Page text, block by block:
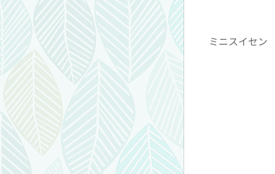
ミニスイセン